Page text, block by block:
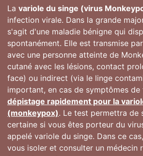
La variole du singe (virus
infection virale. Dans la grande
s'agit d'une maladie bénigne qui
spontanément. Elle est transmise
avec une personne atteinte de
cutané avec les lésions, contact
face) ou indirect (via le linge
important, en cas de symptômes de
dépistage rapidement pour la
(monkeypox). Le test permettra de
certaine si vous êtes porteur du
appelé variole du singe. Dans ce
vous isoler et consulter un médecin